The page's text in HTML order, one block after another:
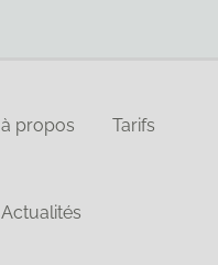
à propos Tarifs
Actualités